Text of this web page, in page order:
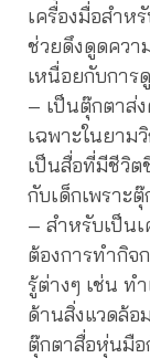
เครื่องมื่อสำห
ช่วยดึงดูดควา
เหนื่อยกับการ
– เป็นตุ๊กตาส่
เฉพาะในยาม
เป็นสื่อที่มีชีวิต
กับเด็กเพราะ
– สำหรับเป็น
ต้องการทำกิจ
รู้ต่างๆ เช่น ท
ด้านสิ่งแวดล้อ
ตุ๊กตาสื่อหุ่นมือ